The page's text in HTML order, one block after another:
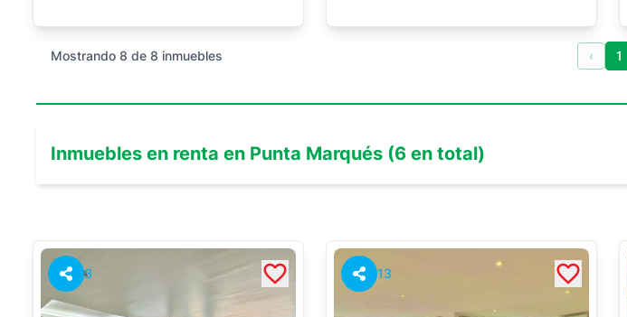
Mostrando 8 de 8 inmuebles ‹ 1
Inmuebles en renta en Punta Marqués (6 en total)
3 13